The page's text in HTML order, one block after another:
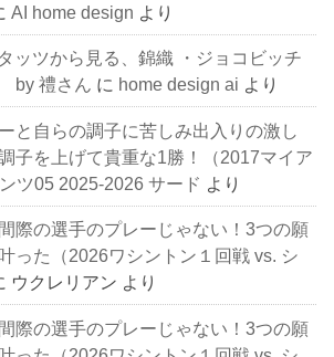
AI home design より
ッツから見る、錦織 ・ジョコビッチ
by 禮さん に home design ai より
と自らの調子に苦しみ出入りの激し
子を上げて貴重な1勝！（2017マイア
ツ05 2025-2026 サード より
際の選手のプレーじゃない！3つの願
った（2026ワシントン１回戦 vs. シ
ウクレリアン より
際の選手のプレーじゃない！3つの願